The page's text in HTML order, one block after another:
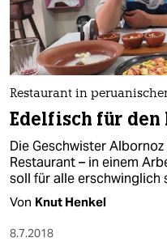
Restaurant in
Edelfisch für den
Die Geschwister
Restaurant – in einem
soll für alle erschwinglich
Von Knut Henkel
8.7.2018